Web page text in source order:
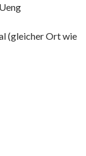
(gleicher Ort wie